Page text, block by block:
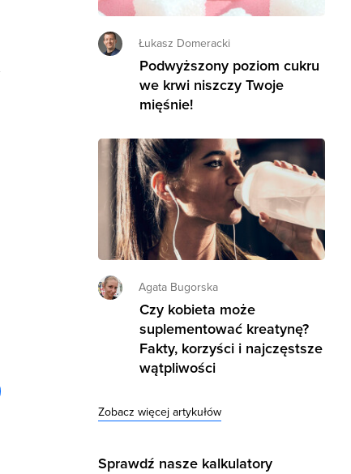
Łukasz Domeracki
Podwyższony poziom cukru
we krwi niszczy Twoje
mięśnie!
Agata Bugorska
Czy kobieta może
suplementować kreatynę?
Fakty, korzyści i najczęstsze
wątpliwości
Zobacz więcej artykułów
Sprawdź nasze kalkulatory